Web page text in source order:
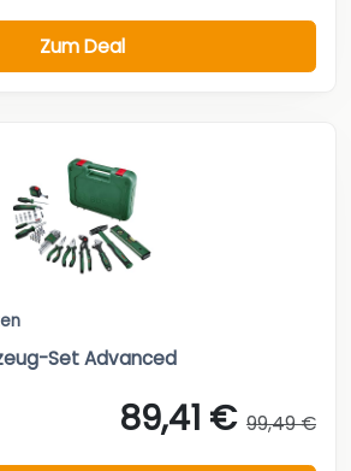
Zum Deal
Set Advanced
89,41 € 99,49 €